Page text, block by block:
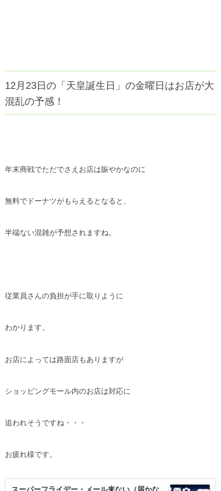
12月23日の「天皇誕生日」の金曜日はお店が大
混乱の予感！
年末商戦でただでさえお店は賑やかなのに
無料でドーナツがもらえるとなると、
半端ない混雑が予想されますね。
従業員さんの負担が手に取りように
わかります。
お店によっては路面店もありますが
ショッピングモール内のお店は対応に
追われそうですね・・・
お疲れ様です。